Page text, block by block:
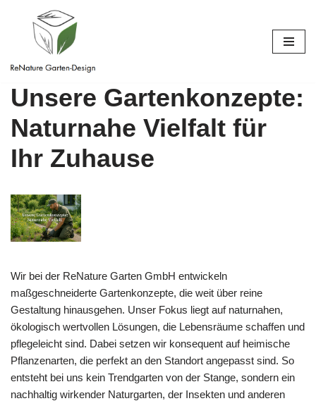
springen
Unsere Gartenkonzepte:
Naturnahe Vielfalt für
Ihr Zuhause
Wir bei der ReNature Garten GmbH entwickeln
maßgeschneiderte Gartenkonzepte, die weit über reine
Gestaltung hinausgehen. Unser Fokus liegt auf naturnahen,
ökologisch wertvollen Lösungen, die Lebensräume schaffen und
pflegeleicht sind. Dabei setzen wir konsequent auf heimische
Pflanzenarten, die perfekt an den Standort angepasst sind. So
entsteht bei uns kein Trendgarten von der Stange, sondern ein
nachhaltig wirkender Naturgarten, der Insekten und anderen